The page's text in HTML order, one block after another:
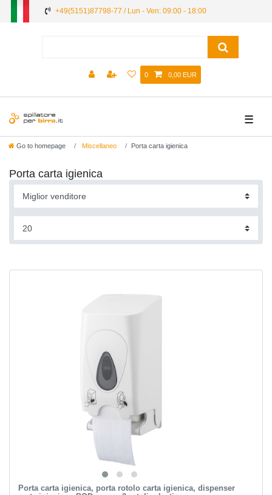
+49(5151)87798-77 / Lun - Ven: 09:00 - 18:00
0 0,00 EUR
☰
Go to homepage Miscellaneo Porta carta igienica
Porta carta igienica
Porta carta igienica, porta rotolo carta igienica, dispenser